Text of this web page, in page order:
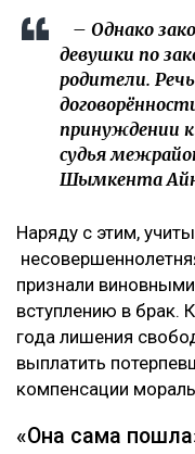
– Однако
девушки по
родители.
принуждении
судья
Шымкента
Наряду с этим,
признали
вступлению в брак.
года лишения
выплатить
компенсации
«Она сама